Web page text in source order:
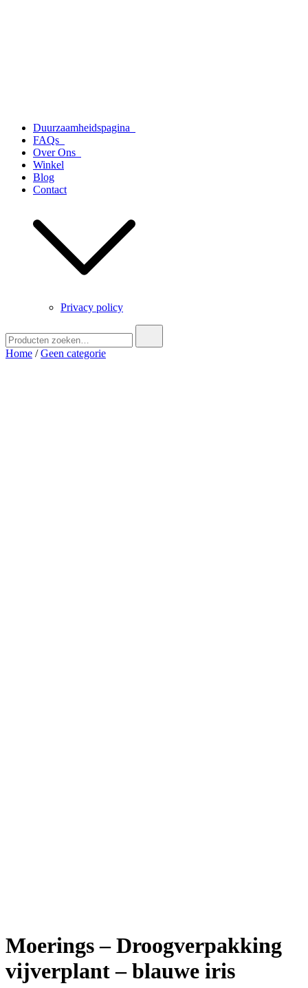
Duurzaamheidspagina
FAQs
Over Ons
Winkel
Blog
Contact
Privacy policy
naar:
Home /Geen categorie
Moerings – Droogverpakking
vijverplant – blauwe iris